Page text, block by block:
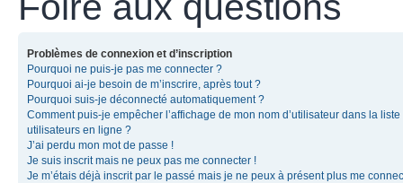
Problèmes de connexion et d’inscription
Pourquoi ne puis-je pas me connecter ?
Pourquoi ai-je besoin de m’inscrire, après tout ?
Pourquoi suis-je déconnecté automatiquement ?
Comment puis-je empêcher l’affichage de mon nom d’utilisateur dans la liste
utilisateurs en ligne ?
J’ai perdu mon mot de passe !
Je suis inscrit mais ne peux pas me connecter !
Je m’étais déjà inscrit par le passé mais je ne peux à présent plus me